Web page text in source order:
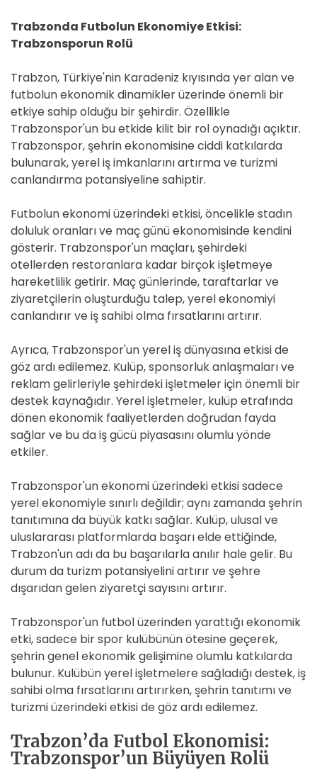
Trabzonda Futbolun Ekonomiye Etkisi:
Trabzonsporun Rolü
Trabzon, Türkiye'nin Karadeniz kıyısında yer alan ve
futbolun ekonomik dinamikler üzerinde önemli bir
etkiye sahip olduğu bir şehirdir. Özellikle
Trabzonspor'un bu etkide kilit bir rol oynadığı açıktır.
Trabzonspor, şehrin ekonomisine ciddi katkılarda
bulunarak, yerel iş imkanlarını artırma ve turizmi
canlandırma potansiyeline sahiptir.
Futbolun ekonomi üzerindeki etkisi, öncelikle stadın
doluluk oranları ve maç günü ekonomisinde kendini
gösterir. Trabzonspor'un maçları, şehirdeki
otellerden restoranlara kadar birçok işletmeye
hareketlilik getirir. Maç günlerinde, taraftarlar ve
ziyaretçilerin oluşturduğu talep, yerel ekonomiyi
canlandırır ve iş sahibi olma fırsatlarını artırır.
Ayrıca, Trabzonspor'un yerel iş dünyasına etkisi de
göz ardı edilemez. Kulüp, sponsorluk anlaşmaları ve
reklam gelirleriyle şehirdeki işletmeler için önemli bir
destek kaynağıdır. Yerel işletmeler, kulüp etrafında
dönen ekonomik faaliyetlerden doğrudan fayda
sağlar ve bu da iş gücü piyasasını olumlu yönde
etkiler.
Trabzonspor'un ekonomi üzerindeki etkisi sadece
yerel ekonomiyle sınırlı değildir; aynı zamanda şehrin
tanıtımına da büyük katkı sağlar. Kulüp, ulusal ve
uluslararası platformlarda başarı elde ettiğinde,
Trabzon'un adı da bu başarılarla anılır hale gelir. Bu
durum da turizm potansiyelini artırır ve şehre
dışarıdan gelen ziyaretçi sayısını artırır.
Trabzonspor'un futbol üzerinden yarattığı ekonomik
etki, sadece bir spor kulübünün ötesine geçerek,
şehrin genel ekonomik gelişimine olumlu katkılarda
bulunur. Kulübün yerel işletmelere sağladığı destek, iş
sahibi olma fırsatlarını artırırken, şehrin tanıtımı ve
turizmi üzerindeki etkisi de göz ardı edilemez.
Trabzon’da Futbol Ekonomisi:
Trabzonspor’un Büyüyen Rolü